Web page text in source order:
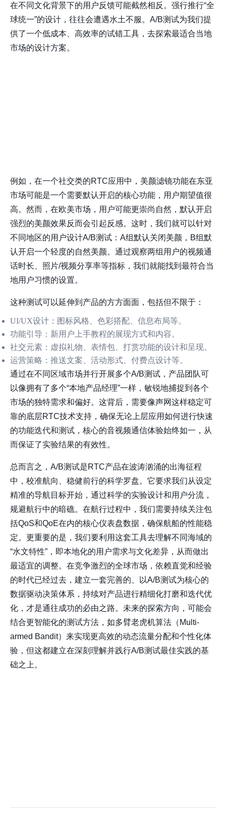
在不同文化背景下的用户反馈可能截然相反。强行推行“全
球统一”的设计，往往会遭遇水土不服。A/B测试为我们提
供了一个低成本、高效率的试错工具，去探索最适合当地
市场的设计方案。
例如，在一个社交类的RTC应用中，美颜滤镜功能在东亚
市场可能是一个需要默认开启的核心功能，用户期望值很
高。然而，在欧美市场，用户可能更崇尚自然，默认开启
强烈的美颜效果反而会引起反感。这时，我们就可以针对
不同地区的用户设计A/B测试：A组默认关闭美颜，B组默
认开启一个轻度的自然美颜。通过观察两组用户的视频通
话时长、照片/视频分享率等指标，我们就能找到最符合当
地用户习惯的设置。
这种测试可以延伸到产品的方方面面，包括但不限于：
UI/UX设计 ：图标风格、色彩搭配、信息布局等。
功能引导 ：新用户上手教程的展现方式和内容。
社交元素 ：虚拟礼物、表情包、打赏功能的设计和呈现。
运营策略 ：推送文案、活动形式、付费点设计等。
通过在不同区域市场并行开展多个A/B测试，产品团队可
以像拥有了多个“本地产品经理”一样，敏锐地捕捉到各个
市场的独特需求和偏好。这背后，需要像声网这样稳定可
靠的底层RTC技术支持，确保无论上层应用如何进行快速
的功能迭代和测试，核心的音视频通信体验始终如一，从
而保证了实验结果的有效性。
总而言之，A/B测试是RTC产品在波涛汹涌的出海征程
中，校准航向、稳健前行的科学罗盘。它要求我们从设定
精准的导航目标开始，通过科学的实验设计和用户分流，
规避航行中的暗礁。在航行过程中，我们需要持续关注包
括QoS和QoE在内的核心仪表盘数据，确保航船的性能稳
定。更重要的是，我们要利用这套工具去理解不同海域的
“水文特性”，即本地化的用户需求与文化差异，从而做出
最适宜的调整。在竞争激烈的全球市场，依赖直觉和经验
的时代已经过去，建立一套完善的、以A/B测试为核心的
数据驱动决策体系，持续对产品进行精细化打磨和迭代优
化，才是通往成功的必由之路。未来的探索方向，可能会
结合更智能化的测试方法，如多臂老虎机算法（Multi-
armed Bandit）来实现更高效的动态流量分配和个性化体
验，但这都建立在深刻理解并践行A/B测试最佳实践的基
础之上。